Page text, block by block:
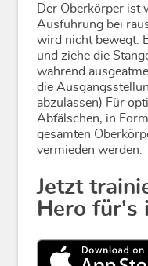
Der Oberkörper ist
Ausführung bei
wird nicht bewegt.
und ziehe die
während
die
abzulassen) Für
Abfälschen, in
gesamten
vermieden werden.
Jetzt
Hero für's